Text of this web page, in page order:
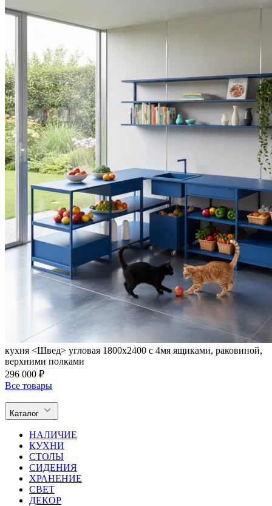
кухня <Швед> угловая 1800х2400 с 4мя ящиками, раковиной,
верхними полками
296 000 ₽
Все товары
Каталог
НАЛИЧИЕ
КУХНИ
СТОЛЫ
СИДЕНИЯ
ХРАНЕНИЕ
СВЕТ
ДЕКОР